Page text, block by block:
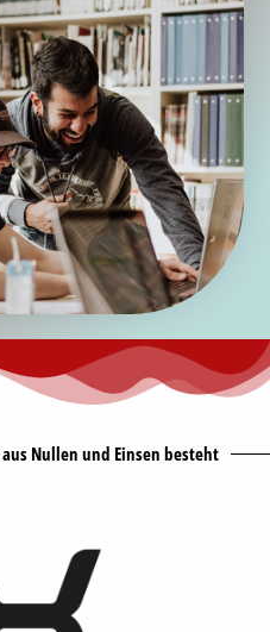
Nullen und Einsen besteht